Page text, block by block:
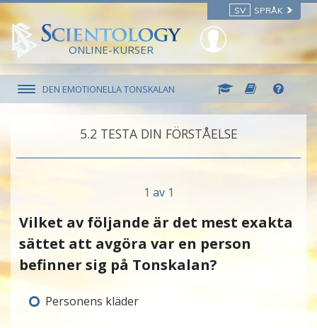
SV SPRÅK
ONLINE-KURSER
DEN EMOTIONELLA TONSKALAN
5.‎2 TESTA DIN FÖRSTÅELSE
1 av 1
Vilket av följande är det mest exakta
sättet att avgöra var en person
befinner sig på Tonskalan?
Personens kläder